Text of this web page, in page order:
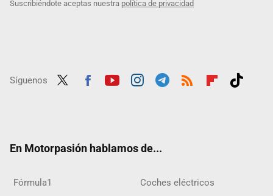
Suscribiéndote aceptas nuestra política de privacidad
Síguenos
En Motorpasión hablamos de...
Fórmula1 Coches eléctricos